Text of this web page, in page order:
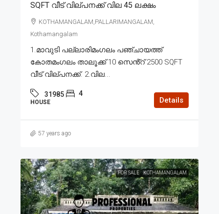
SQFT വീട് വില്പനക്ക് വില 45 ലക്ഷം
KOTHAMANGALAM,PALLARIMANGALAM,
Kothamangalam
1.മാവുടി പല്ലാരിമംഗലം പഞ്ചായത്ത്
കോതമംഗലം താലൂക്ക് 10 സെൻ്റ് 2500 SQFT
വീട് വില്പനക്ക്. 2.വില...
31985 4
HOUSE Details
57 years ago
FOR SALE KOTHAMANGALAM